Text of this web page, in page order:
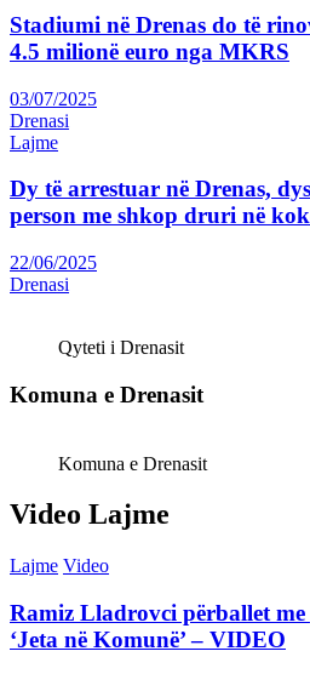
Stadiumi në Drenas do të
4.5 milionë euro nga MKRS
03/07/2025
Drenasi
Lajme
Dy të arrestuar në Drenas,
person me shkop druri në
22/06/2025
Drenasi
Qyteti i Drenasit
Komuna e Drenasit
Komuna e Drenasit
Video Lajme
Lajme Video
Ramiz Lladrovci përballet
‘Jeta në Komunë’ – VIDEO